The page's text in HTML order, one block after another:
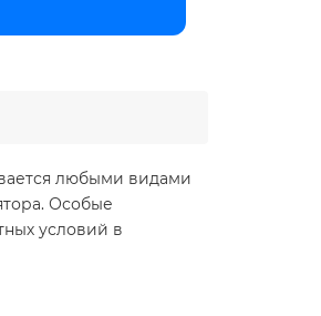
любыми видами
Особые
условий в